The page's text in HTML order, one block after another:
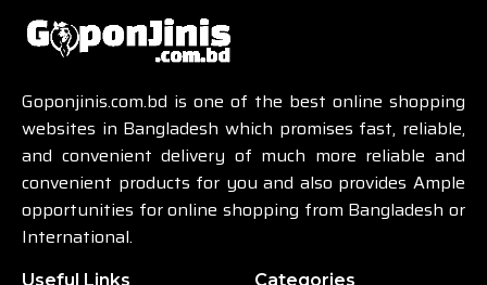
Goponjinis.com.bd is one of the best online shopping
websites in Bangladesh which promises fast, reliable,
and convenient delivery of much more reliable and
convenient products for you and also provides Ample
opportunities for online shopping from Bangladesh or
International.
Useful Links Categories